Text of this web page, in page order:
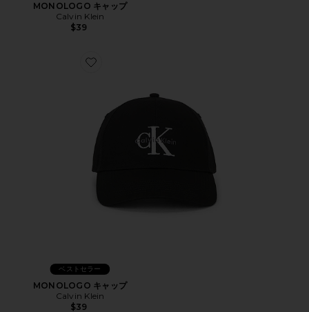
MONOLOGO キャップ
Calvin Klein
$39
Favorite MONOLOGO キャップ
ベストセラー
MONOLOGO キャップ
Calvin Klein
$39